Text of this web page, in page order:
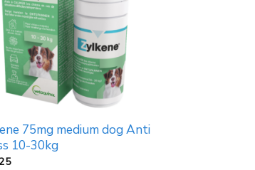
75mg medium dog Anti
10-30kg